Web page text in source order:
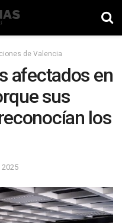
de Valencia
afectados en
sus
los
2025